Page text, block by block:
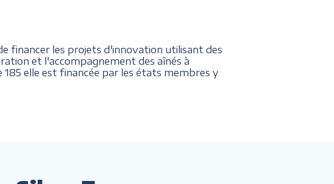
financer les projets d'innovation utilisant des
et l'accompagnement des aînés à
elle est financée par les états membres y